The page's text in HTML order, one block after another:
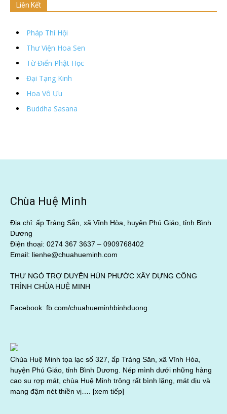
Liên Kết
Pháp Thí Hội
Thư Viện Hoa Sen
Từ Điển Phật Học
Đại Tạng Kinh
Hoa Vô Ưu
Buddha Sasana
Chùa Huệ Minh
Địa chỉ: ấp Trảng Sắn, xã Vĩnh Hòa, huyện Phú Giáo, tỉnh Bình
Dương
Điện thoại: 0274 367 3637 – 0909768402
Email: lienhe@chuahueminh.com
THƯ NGỎ TRỢ DUYÊN HÙN PHƯỚC XÂY DỰNG CÔNG
TRÌNH CHÙA HUỆ MINH
Facebook: fb.com/chuahueminhbinhduong
Chùa Huệ Minh tọa lạc số 327, ấp Trảng Săn, xã Vĩnh Hòa,
huyện Phú Giáo, tỉnh Bình Dương. Nép mình dưới những hàng
cao su rợp mát, chùa Huệ Minh trông rất bình lặng, mát dịu và
mang đậm nét thiền vị…. [xem tiếp]